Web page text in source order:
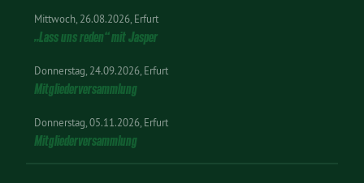
Mittwoch 26.08.2026 Erfurt
„Lass uns reden“ mit Jasper
Donnerstag 24.09.2026 Erfurt
Mitgliederversammlung
Donnerstag 05.11.2026 Erfurt
Mitgliederversammlung